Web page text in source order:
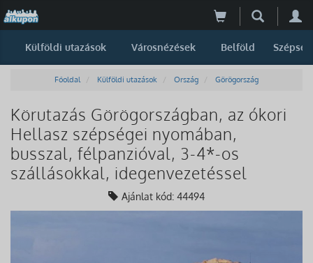
Külföldi utazások Városnézések Belföld Szépség
Főoldal Külföldi utazások Ország Görögország
Körutazás Görögországban, az ókori
Hellasz szépségei nyomában,
busszal, félpanzióval, 3-4*-os
szállásokkal, idegenvezetéssel
Ajánlat kód: 44494